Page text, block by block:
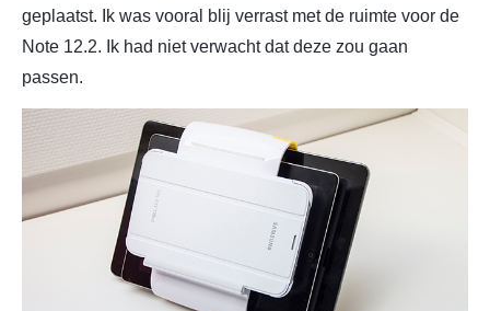
geplaatst. Ik was vooral blij verrast met de ruimte voor de
Note 12.2. Ik had niet verwacht dat deze zou gaan
passen.